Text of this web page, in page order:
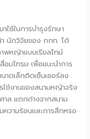
ใช้ในการบำรุงรักษา
นักวิจัยของ กกท. ได้
าพหญ้าแบบเรียลไทม์
อมโทรม เพื่อแนะนำการ
าดเล็กติดเซ็นเซอร์ลง
ช้งานของสนามหญ้าจริง
าล แตกต่างจากสนาม
วามร้อนและการสึกหรอ